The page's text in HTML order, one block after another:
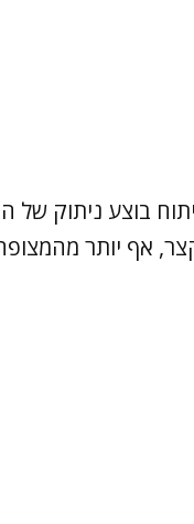
בוצע ניתוק של
אף יותר